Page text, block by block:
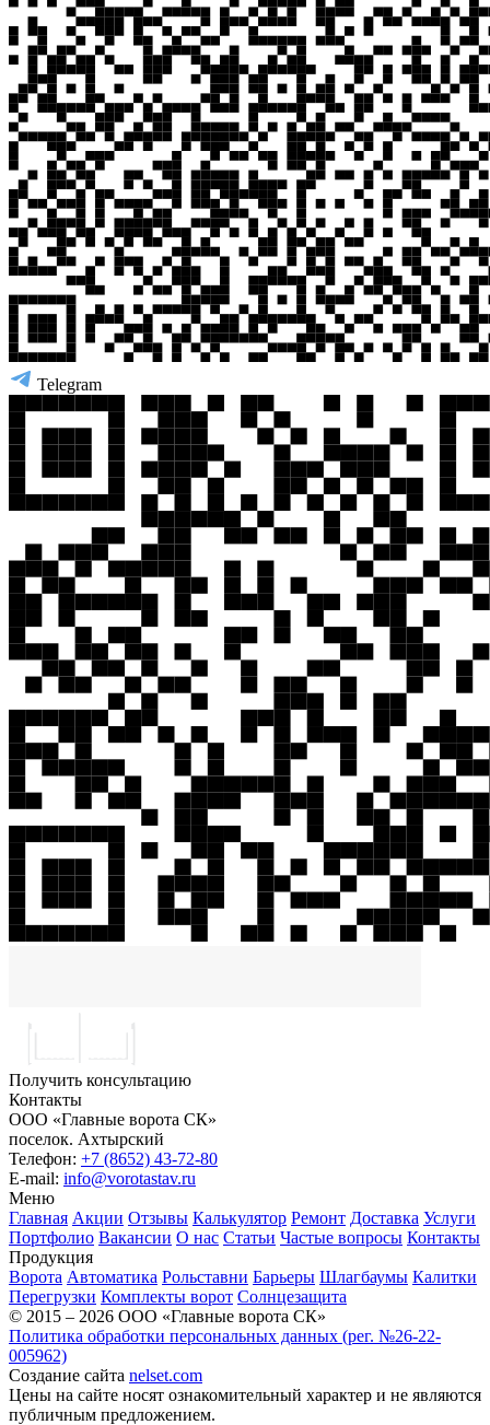
Telegram
Получить консультацию
Контакты
ООО «Главные ворота СК»
поселок. Ахтырский
Телефон: +7 (8652) 43-72-80
E-mail: info@vorotastav.ru
Меню
Главная Акции Отзывы Калькулятор Ремонт Доставка Услуги
Портфолио Вакансии О нас Статьи Частые вопросы Контакты
Продукция
Ворота Автоматика Рольставни Барьеры Шлагбаумы Калитки
Перегрузки Комплекты ворот Солнцезащита
© 2015 – 2026 ООО «Главные ворота СК»
Политика обработки персональных данных (рег. №26-22-
005962)
Создание сайта nelset.com
Цены на сайте носят ознакомительный характер и не являются
публичным предложением.